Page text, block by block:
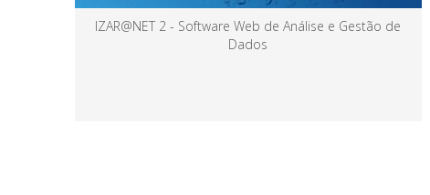
IZAR RC i R4 - Módulo Emissor Rádio